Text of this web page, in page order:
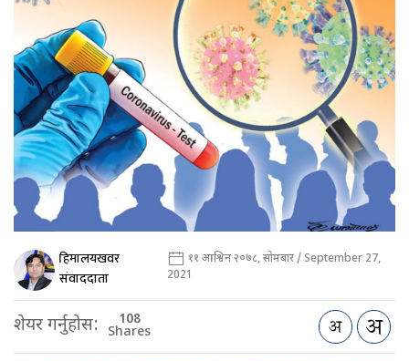
हिमालयखवर
संवाददाता
११ आश्विन २०७८, सोमबार / September 27,
2021
शेयर गर्नुहोस: 108
Shares